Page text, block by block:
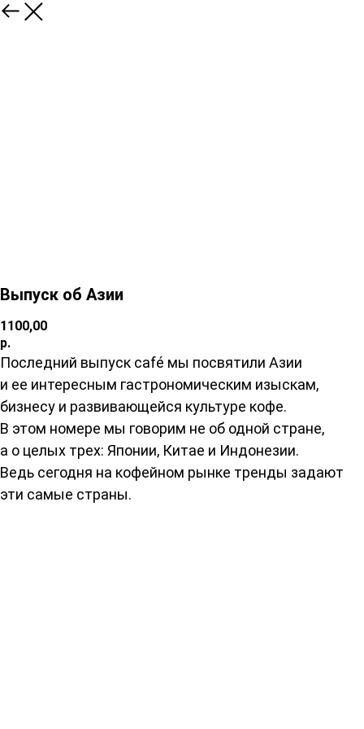
Выпуск об Азии
1100,00
р.
Последний выпуск café мы посвятили Азии
и ее интересным гастрономическим изыскам,
бизнесу и развивающейся культуре кофе.
В этом номере мы говорим не об одной стране,
а о целых трех: Японии, Китае и Индонезии.
Ведь сегодня на кофейном рынке тренды задают
эти самые страны.